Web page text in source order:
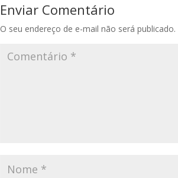
Enviar Comentário
O seu endereço de e-mail não será publicado.